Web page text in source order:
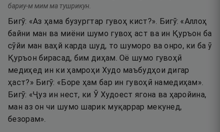
бариу-м мим ма тушрикун.
Бигӯ: «Аз ҳама бузургтар гувоҳ кист?». Бигӯ: «Аллоҳ
байни ман ва миёни шумо гувоҳ аст ва ин Қуръон ба
сӯйи ман ваҳй карда шуд, то шуморо ва онро, ки ба ӯ
Қуръон бирасад, бим диҳам. Оё шумо гувоҳӣ
медиҳед ин ки ҳамроҳи Худо маъбудҳои дигар
ҳаст?» Бигӯ: «Боре ҳам бар ин гувоҳӣ намедиҳам».
Бигӯ: «Ҷуз ин нест, ки Ӯ Худоест ягона ва ҳаройина,
ман аз он чи шумо шарик муқаррар мекунед,
безорам».